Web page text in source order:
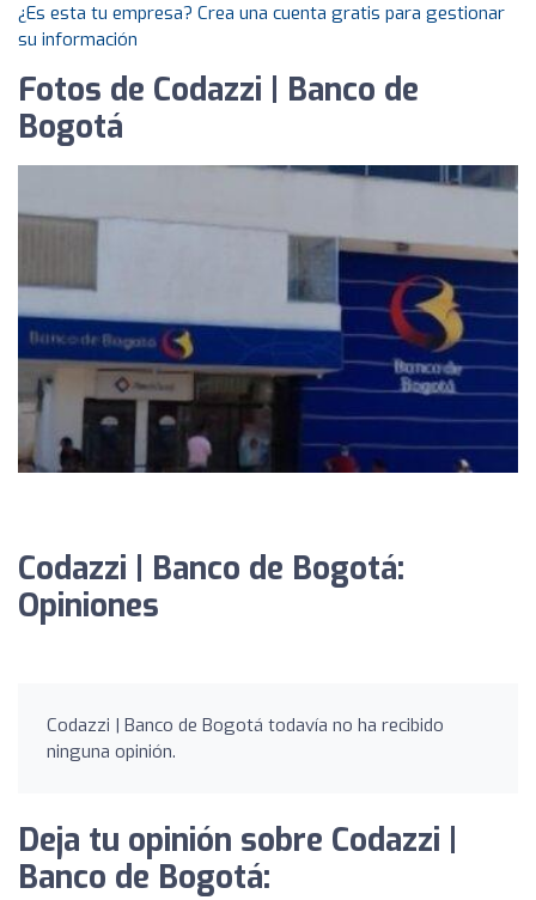
¿Es esta tu empresa? Crea una cuenta gratis para gestionar
su información
Fotos de Codazzi | Banco de
Bogotá
Codazzi | Banco de Bogotá:
Opiniones
Codazzi | Banco de Bogotá todavía no ha recibido
ninguna opinión.
Deja tu opinión sobre Codazzi |
Banco de Bogotá: